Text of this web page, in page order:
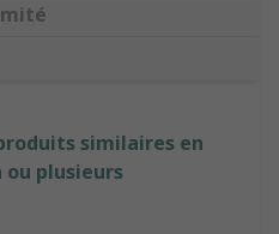
similaires en
plusieurs